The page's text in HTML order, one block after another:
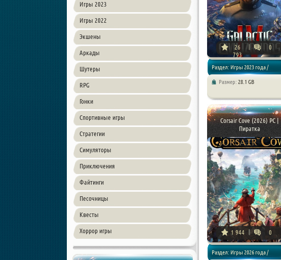
Игры 2023
Игры 2022
Экшены
Аркады
Шутеры
RPG
Гонки
Спортивные игры
Стратегии
Симуляторы
Приключения
Файтинги
Песочницы
Квесты
Хоррор игры
26
793
0
Раздел: Игры 2023 года /
Размер: 28.1 GB
Corsair Cove (2026) PC |
Пиратка
1 944 0
Раздел: Игры 2026 года /